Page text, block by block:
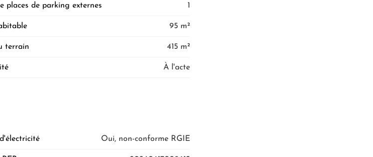
places de parking externes 1
95 m²
terrain 415 m²
À l'acte
Oui, non-conforme RGIE